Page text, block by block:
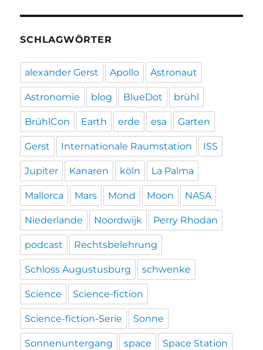
SCHLAGWÖRTER
alexander Gerst Apollo Astronaut
Astronomie blog BlueDot brühl
BrühlCon Earth erde esa Garten
Gerst Internationale Raumstation ISS
Jupiter Kanaren köln La Palma
Mallorca Mars Mond Moon NASA
Niederlande Noordwijk Perry Rhodan
podcast Rechtsbelehrung
Schloss Augustusburg schwenke
Science Science-fiction
Science-fiction-Serie Sonne
Sonnenuntergang space Space Station